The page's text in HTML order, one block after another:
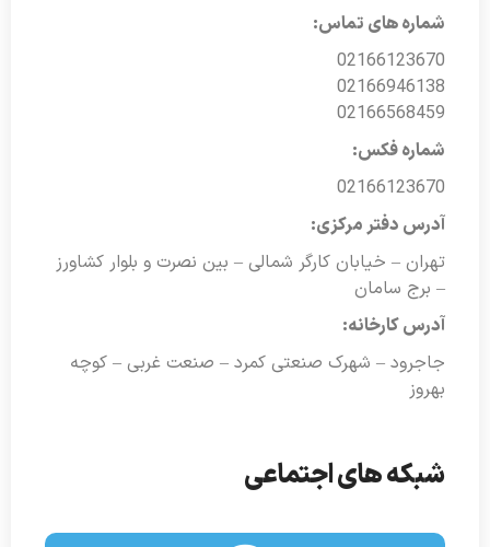
شبکه های اجتماعی
شماره های تماس:
02166123670
02166946138
02166568459
شماره فکس:
02166123670
آدرس دفتر مرکزی:
تهران – خیابان کارگر شمالی – بین نصرت و بلوار کشاورز
– برج سامان
آدرس کارخانه:
جاجرود – شهرک صنعتی کمرد – صنعت غربی – کوچه
بهروز